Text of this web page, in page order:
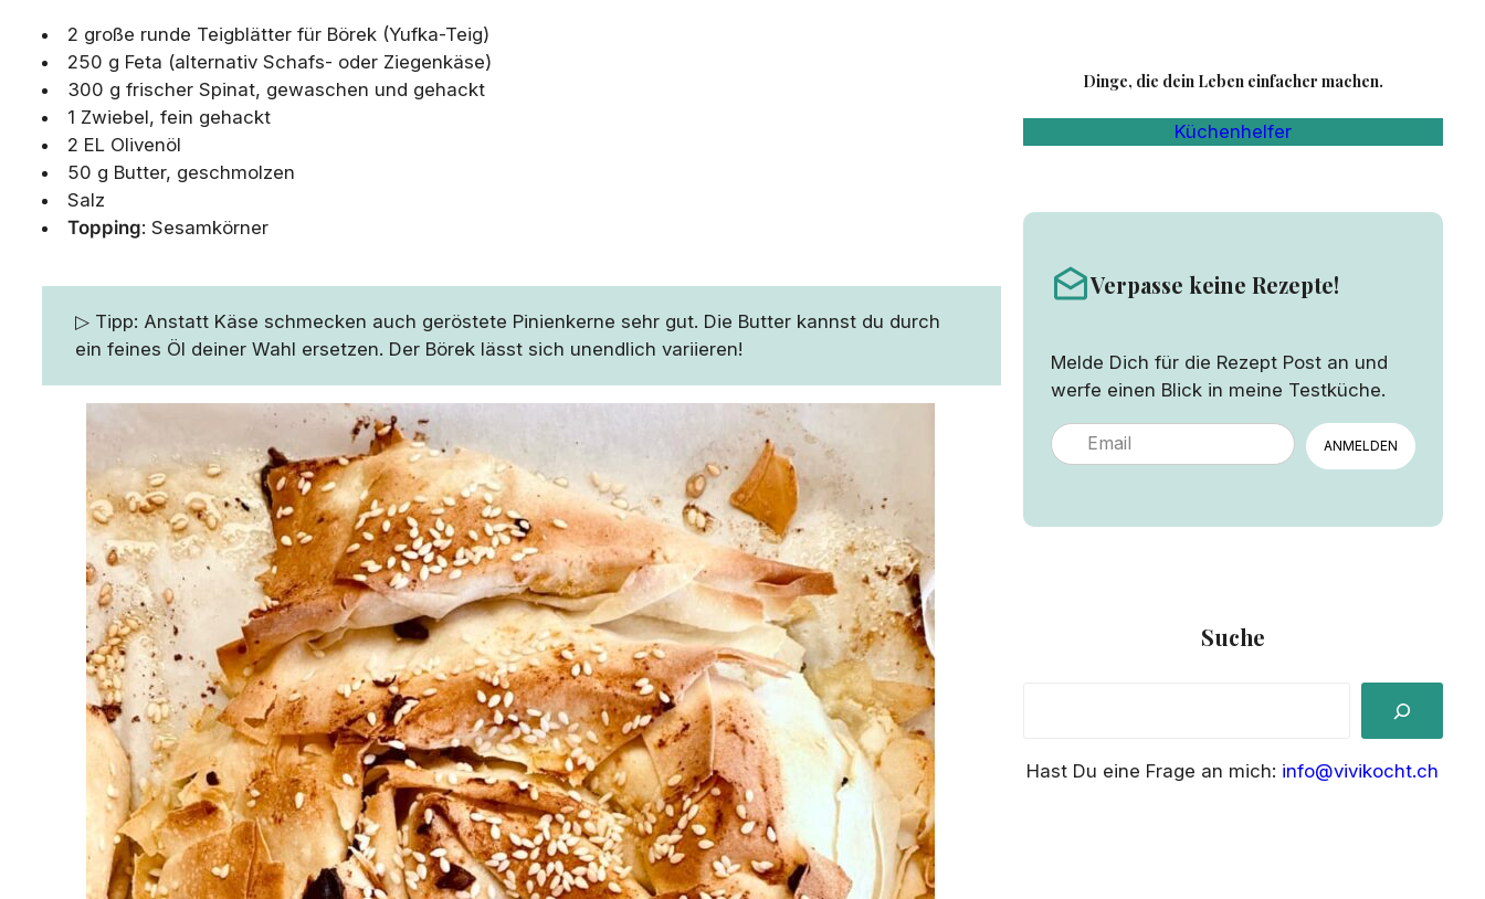
2 große runde Teigblätter für Börek (Yufka-Teig)
250 g Feta (alternativ Schafs- oder Ziegenkäse)
300 g frischer Spinat, gewaschen und gehackt
1 Zwiebel, fein gehackt
2 EL Olivenöl
50 g Butter, geschmolzen
Salz
Topping: Sesamkörner
▷ Tipp: Anstatt Käse schmecken auch geröstete Pinienkerne sehr gut. Die Butter kannst du durch
ein feines Öl deiner Wahl ersetzen. Der Börek lässt sich unendlich variieren!
Dinge, die dein Leben einfacher machen.
Küchenhelfer
Verpasse keine Rezepte!
Melde Dich für die Rezept Post an und
werfe einen Blick in meine Testküche.
ANMELDEN
Suche
rHast Du eine Frage an mich: info@vivikocht.ch